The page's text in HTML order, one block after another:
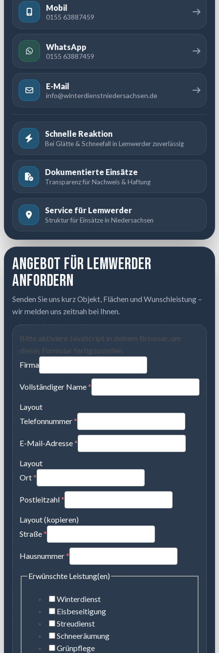
Mobil
0155 63887459
WhatsApp
0155 63887459
E-Mail
info@winterdienstniedersachsen.de
Schnelle Reaktion
Bei Glätte & Schneefall in Lemwerder zuverlässig
Dokumentierte Einsätze
Transparenz für Nachweis & Haftung
Service für Lemwerder
Struktur für Einsätze in Niedersachsen
Angebot für Lemwerder
anfordern
Senden Sie uns kurz Objekt, Flächen und Wunschleistung –
wir melden uns zeitnah bei Ihnen.
Bitte aktiviere JavaScript in deinem Browser, um
dieses Formular fertigzustellen.
Firma
Vollständiger Name*
Layout
Telefonnummer*
E-Mail-Adresse*
Layout
Ort*
Postleitzahl*
Layout (kopieren)
Straße*
Hausnummer*
Erwünschte Leistung(en)
Winterdienst
Eisbeseitigung
Streudienst
Schneeräumung
Grünpflege